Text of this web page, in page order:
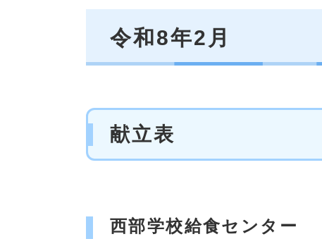
令和8年2月
献立表
西部学校給食センター